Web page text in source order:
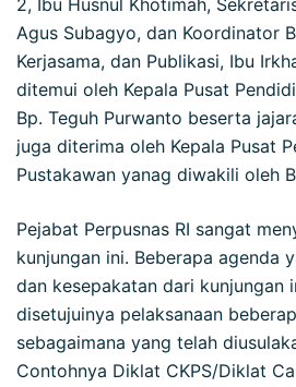
2, Ibu Husnul Khotimah,
Agus Subagyo, dan Koordinator
Kerjasama, dan Publikasi, Ibu
ditemui oleh Kepala Pusat
Bp. Teguh Purwanto beserta
juga diterima oleh Kepala Pusat
Pustakawan yanag diwakili oleh
Pejabat Perpusnas RI sangat
kunjungan ini. Beberapa agenda
dan kesepakatan dari kunjungan
disetujuinya pelaksanaan
sebagaimana yang telah
Contohnya Diklat CKPS/Diklat